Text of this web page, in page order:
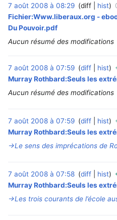
7 août 2008 à 08:29 diff hist
Fichier:Www.liberaux.org -
Du Pouvoir.pdf
Aucun résumé des modifications
7 août 2008 à 07:59 diff hist
Murray Rothbard:Seuls les
Aucun résumé des modifications
7 août 2008 à 07:59 diff hist
Murray Rothbard:Seuls les
→‎Le sens des imprécations de
7 août 2008 à 07:58 diff hist
Murray Rothbard:Seuls les
→‎Les trois courants de l’école